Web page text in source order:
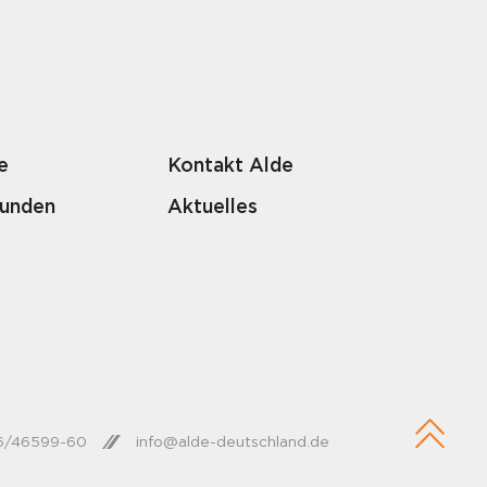
Kontakt Alde
Aktuelles
46599-60 info@alde-deutschland.de